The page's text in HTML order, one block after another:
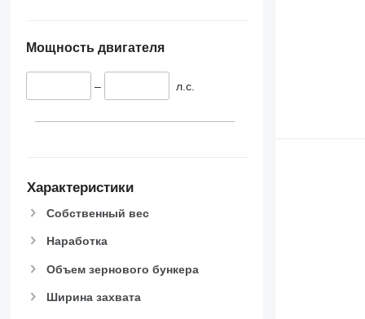
Мощность двигателя
– л.с.
Характеристики
Собственный вес
Наработка
Объем зернового бункера
Ширина захвата